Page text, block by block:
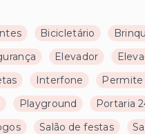
Bicicletário
Elevador
Interfone Permite
Playground Portaria
Salão de festas